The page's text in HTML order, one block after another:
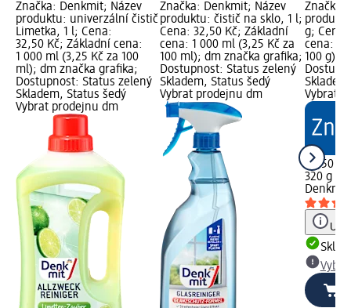
Značka: Denkmit; Název
produktu: univerzální čistič
Limetka, 1 l; Cena:
32,50 Kč; Základní cena:
1 000 ml (3,25 Kč za 100
ml); dm značka grafika;
Dostupnost: Status zelený
Skladem, Status šedý
Vybrat prodejnu dm
Značka: Denkmit; Název
produktu: čistič na sklo, 1 l;
Cena: 32,50 Kč; Základní
cena: 1 000 ml (3,25 Kč za
100 ml); dm značka grafika;
Dostupnost: Status zelený
Skladem, Status šedý
Vybrat prodejnu dm
Značka:
g;
cena:
100 g);
Vybrat
64,50 Kč
320 g
Denkmit